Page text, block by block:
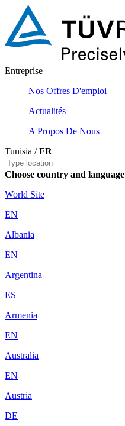
Entreprise
Nos Offres D'emploi
Actualités
A Propos De Nous
Tunisia /FR
Choose country and language
World Site
EN
Albania
EN
Argentina
ES
Armenia
EN
Australia
EN
Austria
DE